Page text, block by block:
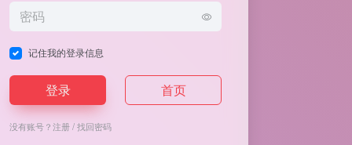
记住我的登录信息
登录 首页
没有账号？注册/找回密码